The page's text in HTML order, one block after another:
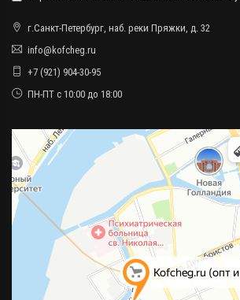
г.Санкт-Петербург, наб. реки Пряжки, д. 32
info@kofcheg.ru
+7 (921) 904-30-95
ПН-ПТ с 10:00 до 18:00